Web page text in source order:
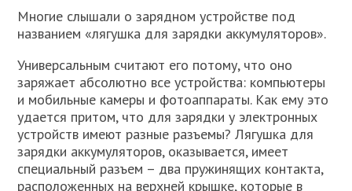
Многие слышали о зарядном устройстве под
названием «лягушка для зарядки аккумуляторов».
Универсальным считают его потому, что оно
заряжает абсолютно все устройства: компьютеры
и мобильные камеры и фотоаппараты. Как ему это
удается притом, что для зарядки у электронных
устройств имеют разные разъемы? Лягушка для
зарядки аккумуляторов, оказывается, имеет
специальный разъем – два пружинящих контакта,
расположенных на верхней крышке, которые в